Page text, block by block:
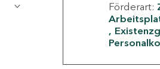
Förderart: